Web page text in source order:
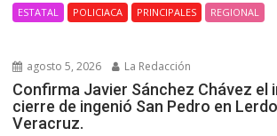
ESTATAL POLICIACA PRINCIPALES REGIONAL
agosto 5, 2026 La Redacción
Confirma Javier Sánchez Chávez el
cierre de ingenió San Pedro en
Veracruz.